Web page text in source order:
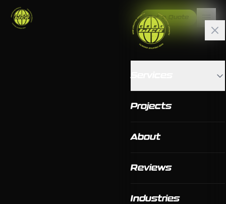
Get a Quote
Projects
About
Reviews
Industries